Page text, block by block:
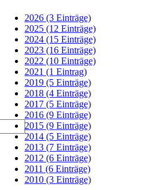
fleißig
Mini-
Frogs
geübt.
Teamwettkampf
waren
Mini-
Frogs
nicht
gemeldet.
2026 (3 Einträge)
2025 (12 Einträge)
2024 (15 Einträge)
2023 (16 Einträge)
2022 (10 Einträge)
2021 (1 Eintrag)
2019 (5 Einträge)
2018 (4 Einträge)
2017 (5 Einträge)
2016 (9 Einträge)
2015 (9 Einträge)
2014 (5 Einträge)
2013 (7 Einträge)
2012 (6 Einträge)
2011 (6 Einträge)
2010 (3 Einträge)